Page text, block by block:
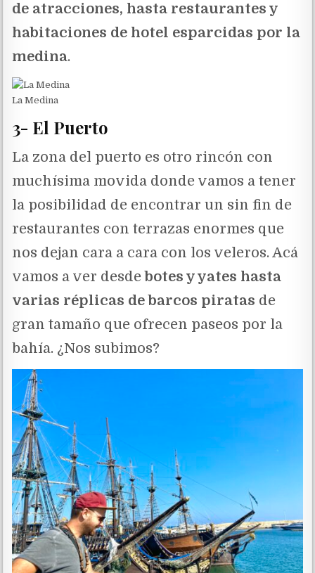
de atracciones, hasta restaurantes y
habitaciones de hotel esparcidas por la
medina.
La Medina
3- El Puerto
La zona del puerto es otro rincón con
muchísima movida donde vamos a tener
la posibilidad de encontrar un sin fin de
restaurantes con terrazas enormes que
nos dejan cara a cara con los veleros. Acá
vamos a ver desdebotes y yates hasta
varias réplicas de barcos piratas de
gran tamaño que ofrecen paseos por la
bahía. ¿Nos subimos?